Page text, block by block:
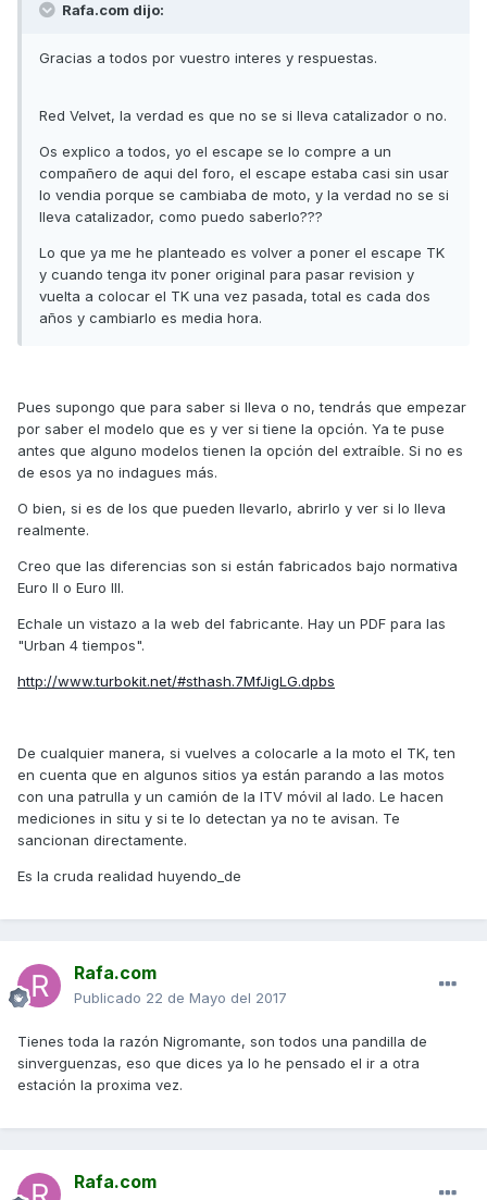
Rafa.com dijo:
Gracias a todos por vuestro interes y respuestas.
Red Velvet, la verdad es que no se si lleva catalizador o no.
Os explico a todos, yo el escape se lo compre a un
compañero de aqui del foro, el escape estaba casi sin usar
lo vendia porque se cambiaba de moto, y la verdad no se si
lleva catalizador, como puedo saberlo???
Lo que ya me he planteado es volver a poner el escape TK
y cuando tenga itv poner original para pasar revision y
vuelta a colocar el TK una vez pasada, total es cada dos
años y cambiarlo es media hora.
Pues supongo que para saber si lleva o no, tendrás que empezar
por saber el modelo que es y ver si tiene la opción. Ya te puse
antes que alguno modelos tienen la opción del extraíble. Si no es
de esos ya no indagues más.
O bien, si es de los que pueden llevarlo, abrirlo y ver si lo lleva
realmente.
Creo que las diferencias son si están fabricados bajo normativa
Euro II o Euro III.
Echale un vistazo a la web del fabricante. Hay un PDF para las
"Urban 4 tiempos".
http://www.turbokit.net/#sthash.7MfJigLG.dpbs
De cualquier manera, si vuelves a colocarle a la moto el TK, ten
en cuenta que en algunos sitios ya están parando a las motos
con una patrulla y un camión de la ITV móvil al lado. Le hacen
mediciones in situ y si te lo detectan ya no te avisan. Te
sancionan directamente.
Es la cruda realidad huyendo_de
Rafa.com
Publicado 22 de Mayo del 2017
Tienes toda la razón Nigromante, son todos una pandilla de
sinverguenzas, eso que dices ya lo he pensado el ir a otra
estación la proxima vez.
Rafa.com